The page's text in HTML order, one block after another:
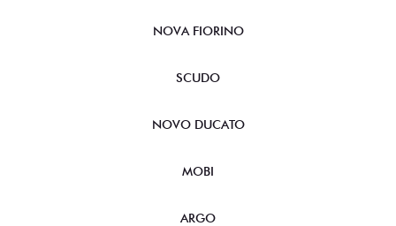
NOVA FIORINO
SCUDO
NOVO DUCATO
MOBI
ARGO